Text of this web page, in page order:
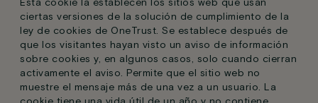
Esta cookie la establecen los sitios web que usan
ciertas versiones de la solución de cumplimiento de la
ley de cookies de OneTrust. Se establece después de
que los visitantes hayan visto un aviso de información
sobre cookies y, en algunos casos, solo cuando cierran
activamente el aviso. Permite que el sitio web no
muestre el mensaje más de una vez a un usuario. La